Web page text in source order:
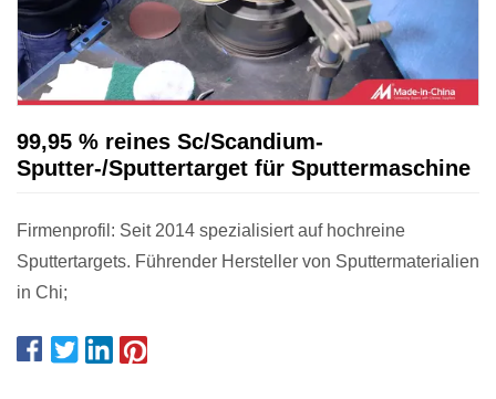
99,95 % reines Sc/Scandium-
Sputter-/Sputtertarget für Sputtermaschine
Firmenprofil: Seit 2014 spezialisiert auf hochreine
Sputtertargets. Führender Hersteller von Sputtermaterialien
in Chi;